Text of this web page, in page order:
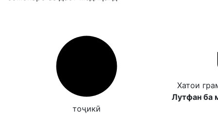
тоҷикӣ
Хатои
Лутфан ба